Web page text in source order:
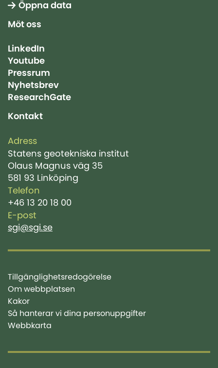
Öppna data
Möt oss
LinkedIn
Youtube
Pressrum
Nyhetsbrev
ResearchGate
Kontakt
Adress
Statens geotekniska institut
Olaus Magnus väg 35
581 93 Linköping
Telefon
+46 13 20 18 00
E-post
sgi@sgi.se
Tillgänglighetsredogörelse
Om webbplatsen
Kakor
Så hanterar vi dina personuppgifter
Webbkarta